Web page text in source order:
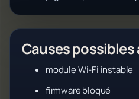
Causes
module Wi-Fi instable
firmware bloqué